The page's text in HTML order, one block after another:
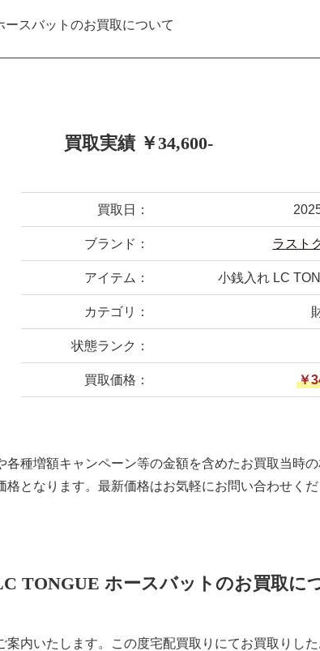
スバットのお買取について
買取実績 ￥34,600-
買取日：
ブランド： ラスト
アイテム： 小銭入れ LC
カテゴリ：
状態ランク：
買取価格： ￥
各種増額キャンペーン等の金額を含めたお買取当時
となります。最新価格はお気軽にお問い合わせくだ
TONGUE ホースバットのお買取に
案内いたします。この度宅配買取りにてお買取りし